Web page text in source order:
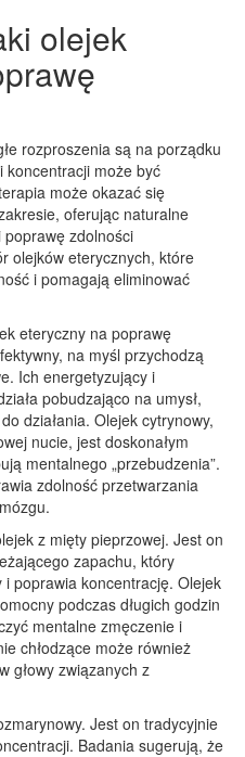
olejek
rozproszenia są na porządku
koncentracji może być
może okazać się
oferując naturalne
poprawę zdolności
olejków eterycznych, które
i pomagają eliminować
eteryczny na poprawę
na myśl przychodzą
Ich energetyzujący i
pobudzająco na umysł,
działania. Olejek cytrynowy,
nucie, jest doskonałym
mentalnego „przebudzenia”.
zdolność przetwarzania
z mięty pieprzowej. Jest on
zapachu, który
i poprawia koncentrację. Olejek
podczas długich godzin
mentalne zmęczenie i
chłodzące może również
głowy związanych z
Jest on tradycyjnie
Badania sugerują, że